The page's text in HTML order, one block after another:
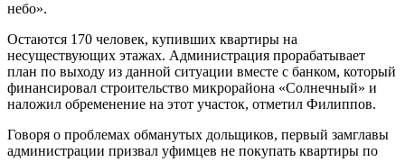
небо».
Остаются 170 человек, купивших квартиры на
несуществующих этажах. Администрация прорабатывает
план по выходу из данной ситуации вместе с банком, который
финансировал строительство микрорайона «Солнечный» и
наложил обременение на этот участок, отметил Филиппов.
Говоря о проблемах обманутых дольщиков, первый замглавы
администрации призвал уфимцев не покупать квартиры по